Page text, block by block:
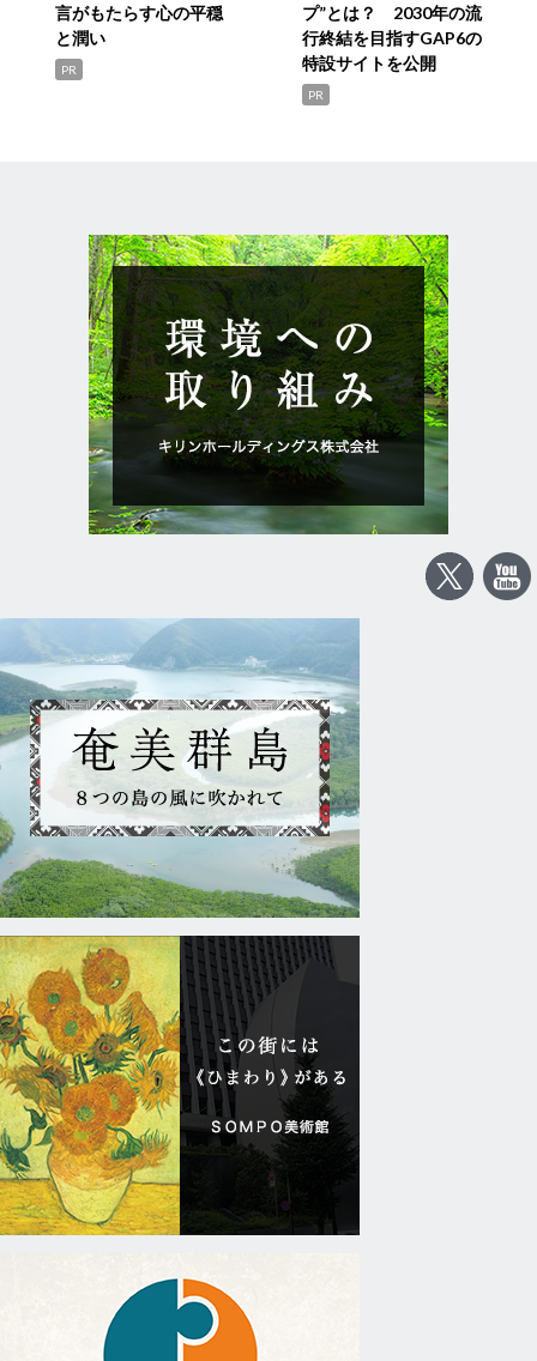
言がもたらす心の平穏
と潤い
PR
プ”とは？ 2030年の流
行終結を目指すGAP6の
特設サイトを公開
PR